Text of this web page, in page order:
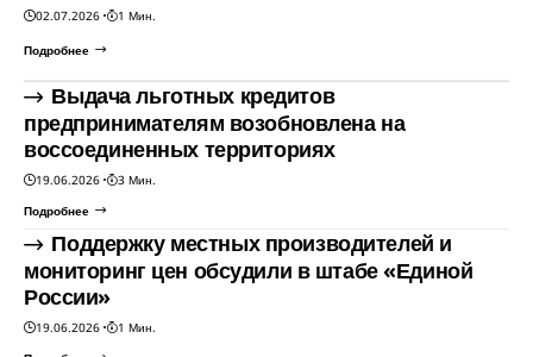
02.07.2026 1 Мин.
Подробнее
Выдача льготных кредитов
предпринимателям возобновлена на
воссоединенных территориях
19.06.2026
3 Мин.
Подробнее
Поддержку местных производителей и
мониторинг цен обсудили в штабе «Единой
России»
19.06.2026
1 Мин.